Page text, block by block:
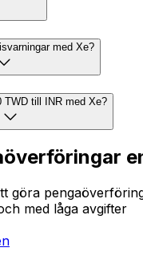
med Xe?
TWD till INR med Xe?
göra
med låga avgifter